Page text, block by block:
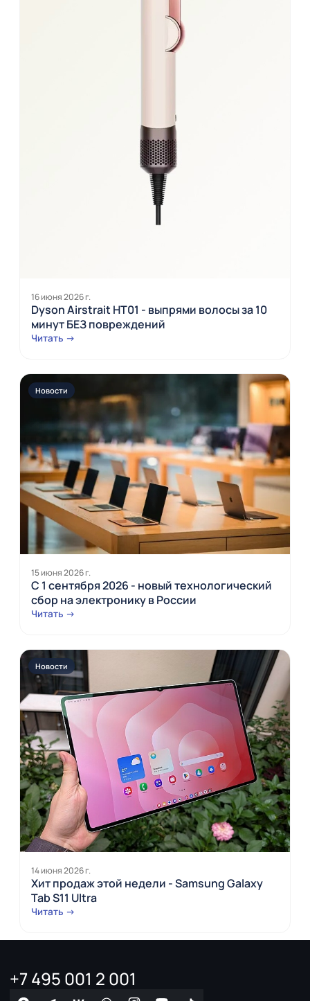
16 июня 2026 г.
Dyson Airstrait HT01 - выпрями волосы за 10
минут БЕЗ повреждений
Читать →
Новости
15 июня 2026 г.
С 1 сентября 2026 - новый технологический
сбор на электронику в России
Читать →
Новости
14 июня 2026 г.
Хит продаж этой недели - Samsung Galaxy
Tab S11 Ultra
Читать →
+7 495 001 2 001